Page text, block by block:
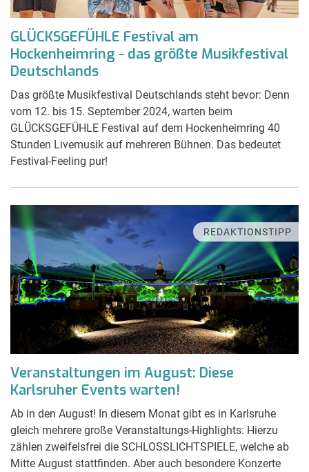
GLÜCKSGEFÜHLE Festival am
Hockenheimring - das größte Musikfestival
Deutschlands
Das größte Musikfestival Deutschlands steht bevor: Denn
vom 12. bis 15. September 2024, warten beim
GLÜCKSGEFÜHLE Festival auf dem Hockenheimring 40
Stunden Livemusik auf mehreren Bühnen. Das bedeutet
Festival-Feeling pur!
REDAKTIONSTIPP
Veranstaltungen im August: Diese
Karlsruher Events warten!
Ab in den August! In diesem Monat gibt es in Karlsruhe
gleich mehrere große Veranstaltungs-Highlights: Hierzu
zählen zweifelsfrei die SCHLOSSLICHTSPIELE, welche ab
Mitte August stattfinden. Aber auch besondere Konzerte